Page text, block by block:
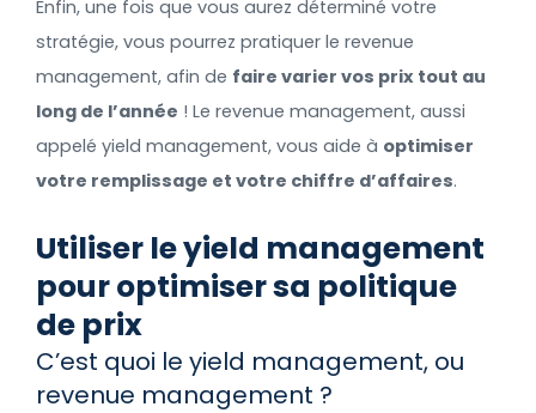
Enfin, une fois que vous aurez déterminé votre
stratégie, vous pourrez pratiquer le revenue
management, afin de faire varier vos prix tout au
long de l’année ! Le revenue management, aussi
appelé yield management, vous aide à optimiser
votre remplissage et votre chiffre d’affaires.
Utiliser le yield management
pour optimiser sa politique
de prix
C’est quoi le yield management, ou
revenue management ?